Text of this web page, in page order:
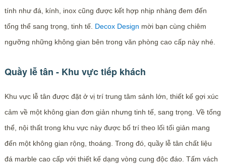
tính như đá, kính, inox cũng được kết hợp nhịp nhàng đem đến
tổng thể sang trọng, tinh tế. Decox Design mời bạn cùng chiêm
ngưỡng những không gian bên trong văn phòng cao cấp này nhé.
Quầy lễ tân - Khu vực tiếp khách
Khu vực lễ tân được đặt ở vị trí trung tâm sảnh lớn, thiết kế gợi xúc
cảm về một không gian đơn giản nhưng tinh tế, sang trọng. Về tổng
thể, nội thất trong khu vực này được bố trí theo lối tối giản mang
đến một không gian rộng, thoáng. Trong đó, quầy lễ tân chất liệu
đá marble cao cấp với thiết kế dạng vòng cung độc đáo. Tấm vách